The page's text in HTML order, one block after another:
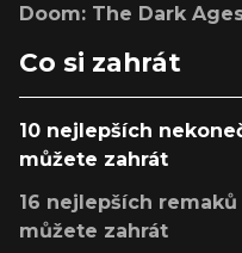
Doom: The Dark
Co si zahrát
10 nejlepších
můžete zahrát
16 nejlepších
můžete zahrát